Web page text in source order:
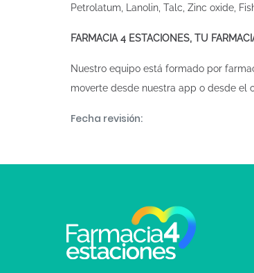
Petrolatum, Lanolin, Talc, Zinc oxide,
FARMACIA 4 ESTACIONES, TU
Nuestro equipo está formado por
moverte desde nuestra app o desde el
Fecha revisión: